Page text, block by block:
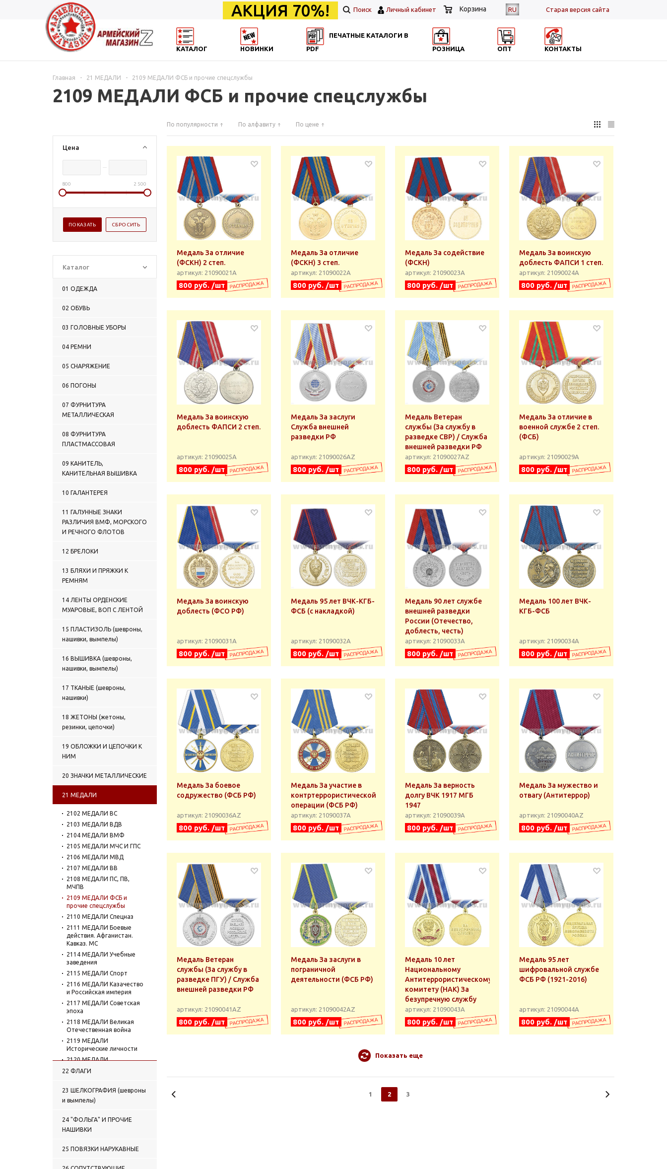
RU Cтарая версия сайта
АКЦИЯ 70%! Поиск Личный кабинет Корзина
КАТАЛОГ НОВИНКИ
ПЕЧАТНЫЕ КАТАЛОГИ В
PDF
РОЗНИЦА ОПТ КОНТАКТЫ
Главная - 21 МЕДАЛИ - 2109 МЕДАЛИ ФСБ и прочие спецслужбы
2109 МЕДАЛИ ФСБ и прочие спецслужбы
Цена
800 2 500
Каталог
01 ОДЕЖДА
02 ОБУВЬ
03 ГОЛОВНЫЕ УБОРЫ
04 РЕМНИ
05 СНАРЯЖЕНИЕ
06 ПОГОНЫ
07 ФУРНИТУРА
МЕТАЛЛИЧЕСКАЯ
08 ФУРНИТУРА
ПЛАСТМАССОВАЯ
09 КАНИТЕЛЬ,
КАНИТЕЛЬНАЯ ВЫШИВКА
10 ГАЛАНТЕРЕЯ
11 ГАЛУННЫЕ ЗНАКИ
РАЗЛИЧИЯ ВМФ, МОРСКОГО
И РЕЧНОГО ФЛОТОВ
12 БРЕЛОКИ
13 БЛЯХИ И ПРЯЖКИ К
РЕМНЯМ
14 ЛЕНТЫ ОРДЕНСКИЕ
МУАРОВЫЕ, ВОП С ЛЕНТОЙ
15 ПЛАСТИЗОЛЬ (шевроны,
нашивки, вымпелы)
16 ВЫШИВКА (шевроны,
нашивки, вымпелы)
17 ТКАНЫЕ (шевроны,
нашивки)
18 ЖЕТОНЫ (жетоны,
резинки, цепочки)
19 ОБЛОЖКИ И ЦЕПОЧКИ К
НИМ
20 ЗНАЧКИ МЕТАЛЛИЧЕСКИЕ
21 МЕДАЛИ
2102 МЕДАЛИ ВС
2103 МЕДАЛИ ВДВ
2104 МЕДАЛИ ВМФ
2105 МЕДАЛИ МЧС И ГПС
2106 МЕДАЛИ МВД
2107 МЕДАЛИ ВВ
2108 МЕДАЛИ ПС, ПВ,
МЧПВ
2109 МЕДАЛИ ФСБ и
прочие спецслужбы
2110 МЕДАЛИ Спецназ
2111 МЕДАЛИ Боевые
действия. Афганистан.
Кавказ. МС
2114 МЕДАЛИ Учебные
заведения
2115 МЕДАЛИ Спорт
2116 МЕДАЛИ Казачество
и Российская империя
2117 МЕДАЛИ Советская
эпоха
2118 МЕДАЛИ Великая
Отечественная война
2119 МЕДАЛИ
Исторические личности
2120 МЕДАЛИ
Организации, службы,
ведомства
2121 МЕДАЛИ Космос
2122 МЕДАЛИ Транспорт
рыбалка
2124 МЕДАЛИ Прочие
2125 МЕДАЛИ СНГ
22 ФЛАГИ
23 ШЕЛКОГРАФИЯ (шевроны
и вымпелы)
24 "ФОЛЬГА" И ПРОЧИЕ
НАШИВКИ
25 ПОВЯЗКИ НАРУКАВНЫЕ
По популярности По алфавиту По цене
Медаль За отличие
(ФСКН) 2 степ.
артикул: 21090021А
800 руб. /шт
Медаль За отличие
(ФСКН) 3 степ.
артикул: 21090022А
800 руб. /шт
Медаль За содействие
(ФСКН)
артикул: 21090023А
800 руб. /шт
Медаль За воинскую
доблесть ФАПСИ 1 степ.
артикул: 21090024А
800 руб. /шт
Медаль За воинскую
доблесть ФАПСИ 2 степ.
артикул: 21090025А
800 руб. /шт
Медаль За заслуги
Служба внешней
разведки РФ
артикул: 21090026АZ
800 руб. /шт
Медаль Ветеран
службы (За службу в
разведке СВР) / Служба
внешней разведки РФ
артикул: 21090027АZ
800 руб. /шт
Медаль За отличие в
военной службе 2 степ.
(ФСБ)
артикул: 21090029А
800 руб. /шт
Медаль За воинскую
доблесть (ФСО РФ)
артикул: 21090031А
800 руб. /шт
Медаль 95 лет ВЧК-КГБ-
ФСБ (с накладкой)
артикул: 21090032А
800 руб. /шт
Медаль 90 лет службе
внешней разведки
России (Отечество,
доблесть, честь)
артикул: 21090033А
800 руб. /шт
Медаль 100 лет ВЧК-
КГБ-ФСБ
артикул: 21090034А
800 руб. /шт
Медаль За боевое
содружество (ФСБ РФ)
артикул: 21090036АZ
800 руб. /шт
Медаль За участие в
контртеррористической
операции (ФСБ РФ)
артикул: 21090037А
800 руб. /шт
Медаль За верность
долгу ВЧК 1917 МГБ
1947
артикул: 21090039А
800 руб. /шт
Медаль За мужество и
отвагу (Антитеррор)
артикул: 21090040АZ
800 руб. /шт
Медаль Ветеран
службы (За службу в
разведке ПГУ) / Служба
внешней разведки РФ
артикул: 21090041АZ
800 руб. /шт
Медаль За заслуги в
пограничной
деятельности (ФСБ РФ)
артикул: 21090042АZ
800 руб. /шт
Медаль 10 лет
Национальному
Антитеррористическому
комитету (НАК) За
безупречную службу
артикул: 21090043А
800 руб. /шт
Медаль 95 лет
шифровальной службе
ФСБ РФ (1921-2016)
артикул: 21090044А
800 руб. /шт
Показать еще
1 2 3